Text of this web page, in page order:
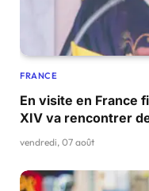
FRANCE
En visite en France
XIV va rencontrer
vendredi, 07 août